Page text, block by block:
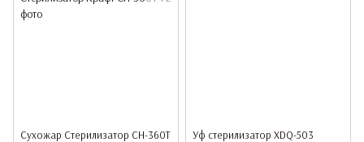
Сухожар Стерилизатор CH-360T
Уф стерилизатор XDQ-503